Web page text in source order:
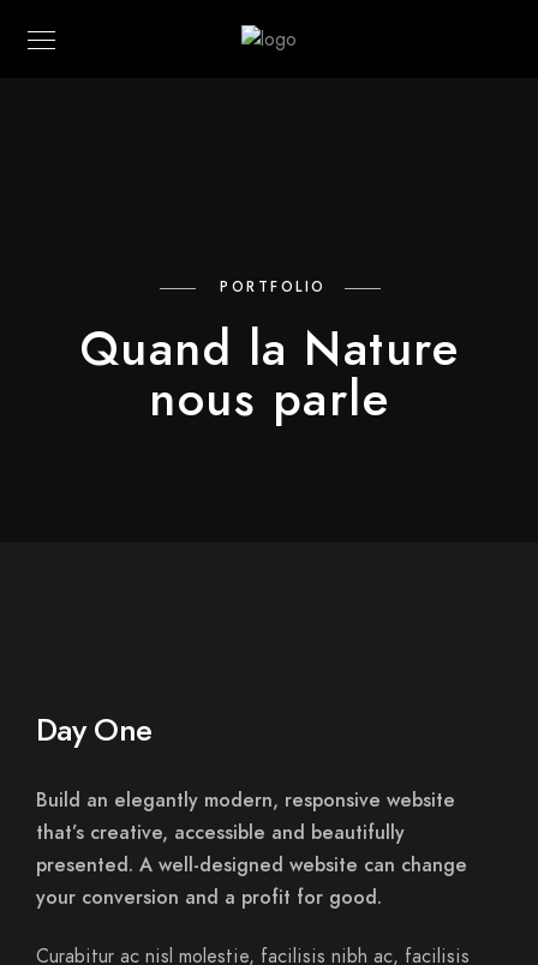
PORTFOLIO
Quand la Nature
nous parle
Day One
Build an elegantly modern, responsive website
that’s creative, accessible and beautifully
presented. A well-designed website can change
your conversion and a profit for good.
Curabitur ac nisl molestie, facilisis nibh ac, facilisis